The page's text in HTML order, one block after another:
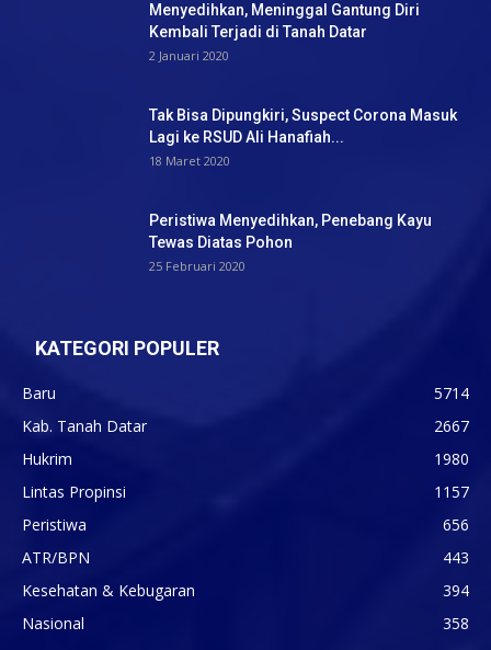
Menyedihkan, Meninggal Gantung Diri
Kembali Terjadi di Tanah Datar
2 Januari 2020
Tak Bisa Dipungkiri, Suspect Corona Masuk
Lagi ke RSUD Ali Hanafiah...
18 Maret 2020
Peristiwa Menyedihkan, Penebang Kayu
Tewas Diatas Pohon
25 Februari 2020
KATEGORI POPULER
Baru
5714
Kab. Tanah Datar
2667
Hukrim
1980
Lintas Propinsi
1157
Peristiwa
656
ATR/BPN
443
Kesehatan & Kebugaran
394
Nasional
358